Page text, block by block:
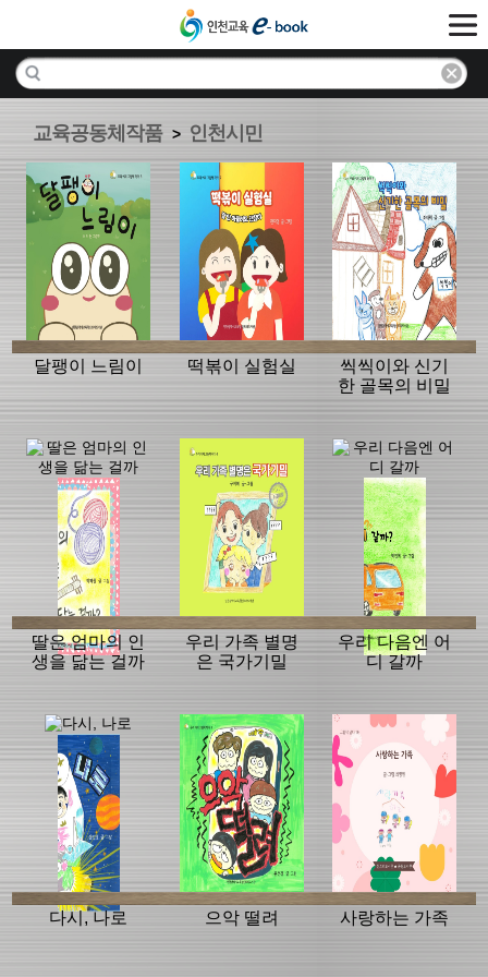
교육공동체작품 > 인천시민
달팽이 느림이 떡볶이 실험실
씩씩이와 신기
한 골목의 비밀
딸은 엄마의 인
생을 닮는 걸까
우리 가족 별명
은 국가기밀
우리 다음엔 어
디 갈까
다시, 나로 으악 떨려 사랑하는 가족